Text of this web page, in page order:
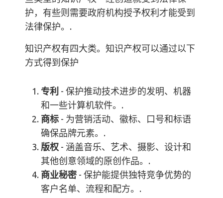
护，有些则需要政府机构授予权利才能受到
法律保护。.
知识产权有四大类。知识产权可以通过以下
方式得到保护
专利 - 保护推动技术进步的发明、机器
和一些计算机软件。.
商标 - 为营销活动、徽标、口号和标语
确保品牌元素。.
版权 - 涵盖音乐、艺术、摄影、设计和
其他创意领域的原创作品。.
商业秘密 - 保护能提供独特竞争优势的
客户名单、流程和配方。.